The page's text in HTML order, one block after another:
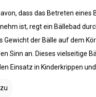
dass das Betreten eines
ist, regt ein Bällebad
Gewicht der Bälle auf dem
Sinn an. Dieses vielseitige
Einsatz in Kinderkrippen und